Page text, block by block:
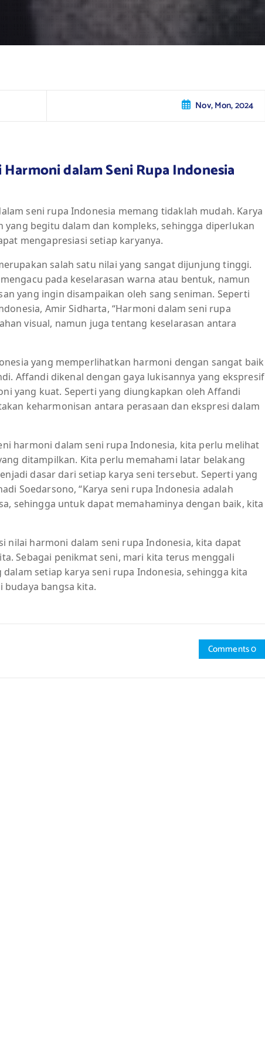
Nov, Mon, 2024
dalam Seni Rupa Indonesia
seni rupa Indonesia memang tidaklah mudah. Karya
yang begitu dalam dan kompleks, sehingga diperlukan
mengapresiasi setiap karyanya.
salah satu nilai yang sangat dijunjung tinggi.
pada keselarasan warna atau bentuk, namun
yang ingin disampaikan oleh sang seniman. Seperti
Amir Sidharta, “Harmoni dalam seni rupa
visual, namun juga tentang keselarasan antara
yang memperlihatkan harmoni dengan sangat baik
Affandi dikenal dengan gaya lukisannya yang ekspresif
yang kuat. Seperti yang diungkapkan oleh Affandi
keharmonisan antara perasaan dan ekspresi dalam
harmoni dalam seni rupa Indonesia, kita perlu melihat
ditampilkan. Kita perlu memahami latar belakang
dasar dari setiap karya seni tersebut. Seperti yang
Soedarsono, “Karya seni rupa Indonesia adalah
sehingga untuk dapat memahaminya dengan baik, kita
nilai harmoni dalam seni rupa Indonesia, kita dapat
Sebagai penikmat seni, mari kita terus menggali
setiap karya seni rupa Indonesia, sehingga kita
budaya bangsa kita.
Comments 0